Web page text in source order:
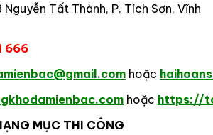
Nguyễn Tất Thành, P. Tích Sơn, Vĩnh
666
hoặc
hoặc https://
MỤC THI CÔNG